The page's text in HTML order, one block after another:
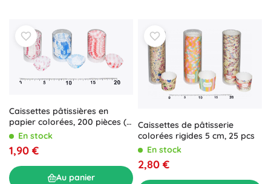
Caissettes pâtissières en
papier colorées, 200 pièces (Ø
3 cm, hauteur 1,5 cm)
En stock
1,90 €
Au panier
Caissettes de pâtisserie
colorées rigides 5 cm, 25 pcs
En stock
2,80 €